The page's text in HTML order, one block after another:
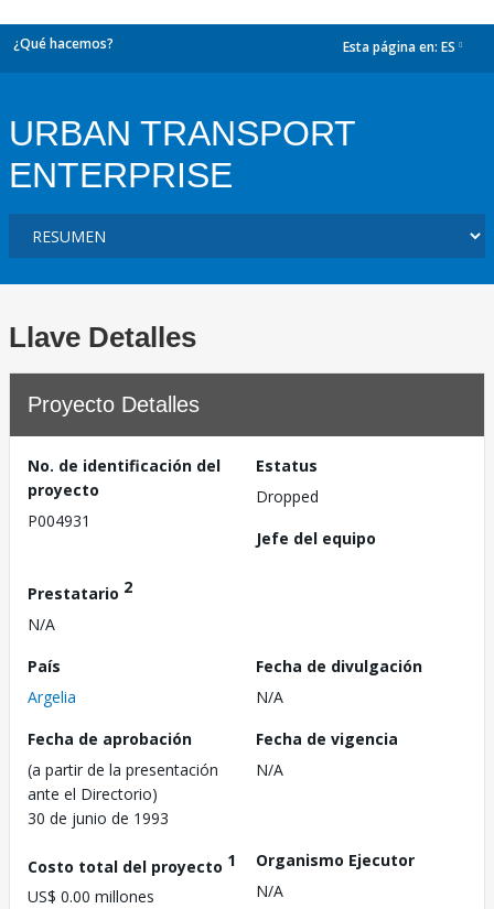
¿Qué hacemos? Esta página en: ES
URBAN TRANSPORT
ENTERPRISE
Llave Detalles
Proyecto Detalles
No. de identificación del
proyecto
P004931
Estatus
Dropped
Jefe del equipo
Prestatario 2
N/A
País
Argelia
Fecha de divulgación
N/A
Fecha de aprobación
(a partir de la presentación
ante el Directorio)
30 de junio de 1993
Fecha de vigencia
N/A
Costo total del proyecto 1
US$ 0.00 millones
Organismo Ejecutor
N/A